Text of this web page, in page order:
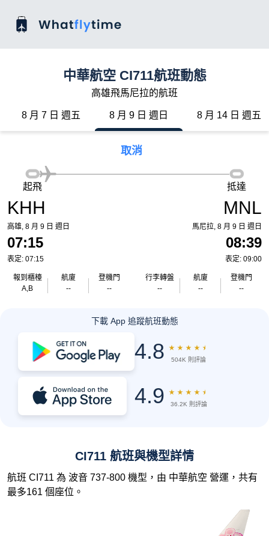
中華航空 CI711航班動態
高雄飛馬尼拉的航班
8 月 7 日 週五 8 月 9 日 週日 8 月 14 日 週五
取消
KHH
高雄, 8 月 9 日 週日
07:15
表定: 07:15
報到櫃檯
A,B
航廈
--
登機門
--
起飛 抵達
MNL
馬尼拉, 8 月 9 日 週日
08:39
表定: 09:00
行李轉盤
--
航廈
--
登機門
--
下載 App 追蹤航班動態
4.8 ★ ★ ★ ★ ★
504K 則評論
4.9 ★ ★ ★ ★ ★
36.2K 則評論
CI711 航班與機型詳情
航班 CI711 為 波音 737-800 機型，由 中華航空 營運，共有
最多161 個座位。